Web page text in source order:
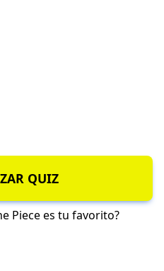
QUIZ
Piece es tu favorito?